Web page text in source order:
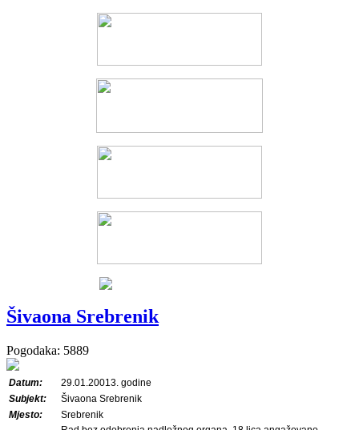
Šivaona Srebrenik
Pogodaka: 5889
Datum:
29.01.20013. godine
Subjekt:
Šivaona Srebrenik
Mjesto:
Srebrenik